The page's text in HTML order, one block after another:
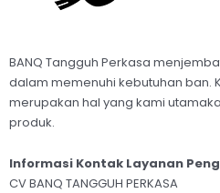
BANQ Tangguh Perkasa
dalam memenuhi kebutuhan ban.
merupakan hal yang kami
produk.
Informasi Kontak Layanan
CV BANQ TANGGUH PERKASA